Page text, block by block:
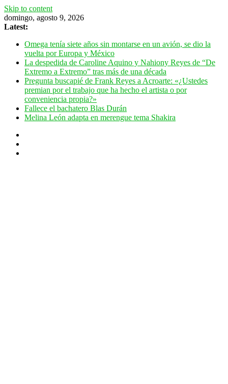
Skip to content
domingo, agosto 9, 2026
Latest:
Omega tenía siete años sin montarse en un avión, se dio la
vuelta por Europa y México
La despedida de Caroline Aquino y Nahiony Reyes de “De
Extremo a Extremo” tras más de una década
Pregunta buscapié de Frank Reyes a Acroarte: «¿Ustedes
premian por el trabajo que ha hecho el artista o por
conveniencia propia?»
Fallece el bachatero Blas Durán
Melina León adapta en merengue tema Shakira